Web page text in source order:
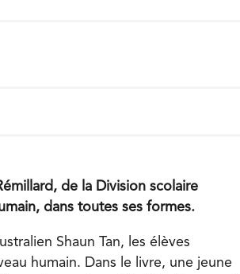
de la Division scolaire
dans toutes ses formes.
Shaun Tan, les élèves
humain. Dans le livre, une jeune